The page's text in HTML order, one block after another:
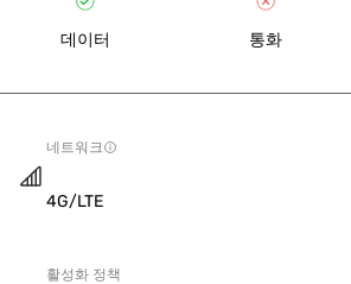
데이터 통화
네트워크
4G/LTE
활성화 정책